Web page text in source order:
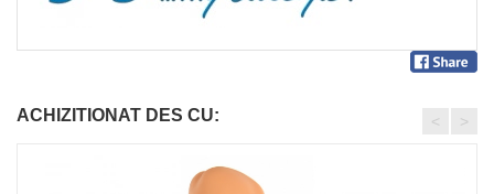
ACHIZITIONAT DES CU: < >